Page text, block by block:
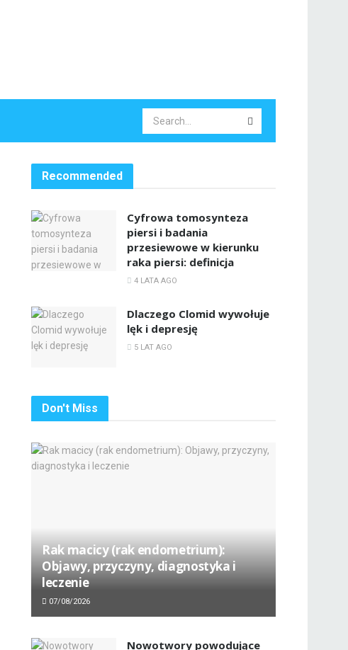
Recommended
Cyfrowa tomosynteza
piersi i badania
przesiewowe w kierunku
raka piersi: definicja
4 LATA AGO
Dlaczego Clomid wywołuje
lęk i depresję
5 LAT AGO
Don't Miss
Rak macicy (rak endometrium):
Objawy, przyczyny, diagnostyka i
leczenie
07/08/2026
Nowotwory powodujące